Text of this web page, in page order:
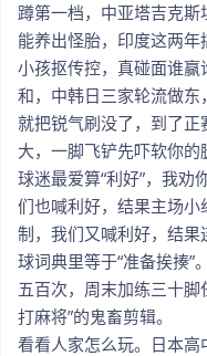
蹲第一档，中亚塔吉克
能养出怪胎，印度这两
小孩抠传控，真碰面谁
和，中韩日三家轮流做
就把锐气刷没了，到了
大，一脚飞铲先吓软你的
球迷最爱算“利好”，我
们也喊利好，结果主场
制，我们又喊利好，结
球词典里等于“准备挨揍
五百次，周末加练三十脚
打麻将”的鬼畜剪辑。
看看人家怎么玩。日本